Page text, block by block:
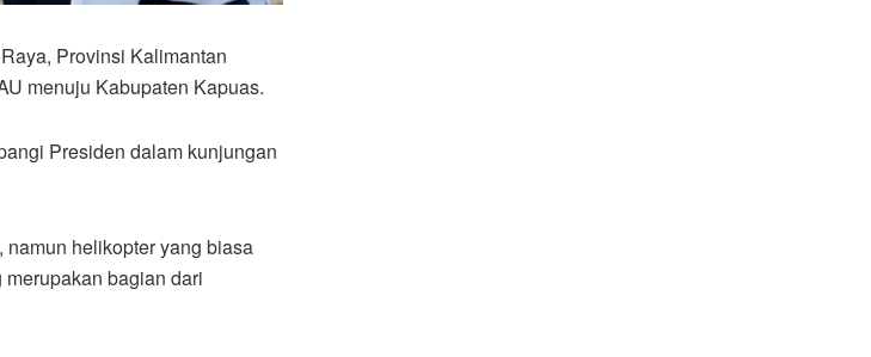
Provinsi Kalimantan
menuju Kabupaten Kapuas.
Presiden dalam kunjungan
helikopter yang biasa
bagian dari